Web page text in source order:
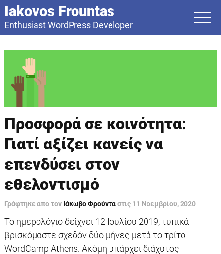
Iakovos Frountas
Enthusiast WordPress Developer
Προσφορά σε κοινότητα:
Γιατί αξίζει κανείς να
επενδύσει στον
εθελοντισμό
Γράφτηκε απο τον Ιάκωβο Φρούνταστις 11 Νοεμβρίου, 2020
Το ημερολόγιο δείχνει 12 Ιουλίου 2019, τυπικά
βρισκόμαστε σχεδόν δύο μήνες μετά το τρίτο
WordCamp Athens. Ακόμη υπάρχει διάχυτος